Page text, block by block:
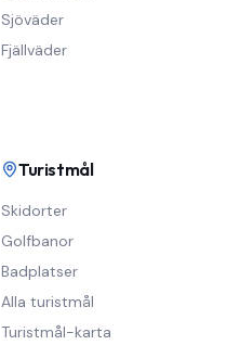
Sjöväder
Fjällväder
Turistmål
Skidorter
Golfbanor
Badplatser
Alla turistmål
Turistmål-karta